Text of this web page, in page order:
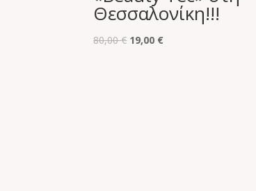
Θεσσαλονίκη!!!
80,00€ Original
19,00 €